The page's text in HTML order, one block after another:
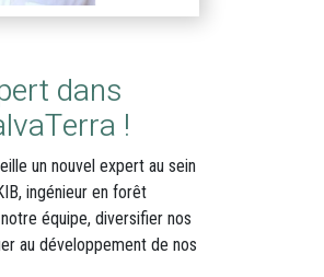
dans
!
un nouvel expert au sein
ingénieur en forêt
équipe, diversifier nos
au développement de nos